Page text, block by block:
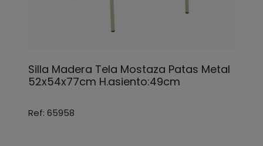
Silla Madera Tela Mostaza Patas Metal
52x54x77cm H.asiento:49cm
Ref: 65958